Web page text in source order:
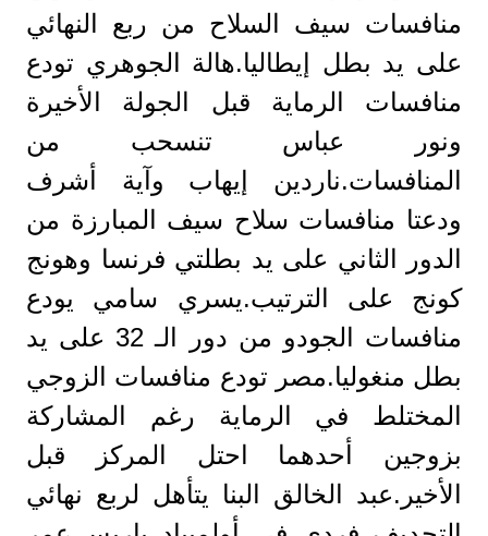
منافسات سيف السلاح من ربع النهائي
على يد بطل إيطاليا.هالة الجوهري تودع
منافسات الرماية قبل الجولة الأخيرة
ونور عباس تنسحب من
المنافسات.ناردين إيهاب وآية أشرف
ودعتا منافسات سلاح سيف المبارزة من
الدور الثاني على يد بطلتي فرنسا وهونج
كونج على الترتيب.يسري سامي يودع
منافسات الجودو من دور الـ 32 على يد
بطل منغوليا.مصر تودع منافسات الزوجي
المختلط في الرماية رغم المشاركة
بزوجين أحدهما احتل المركز قبل
الأخير.عبد الخالق البنا يتأهل لربع نهائي